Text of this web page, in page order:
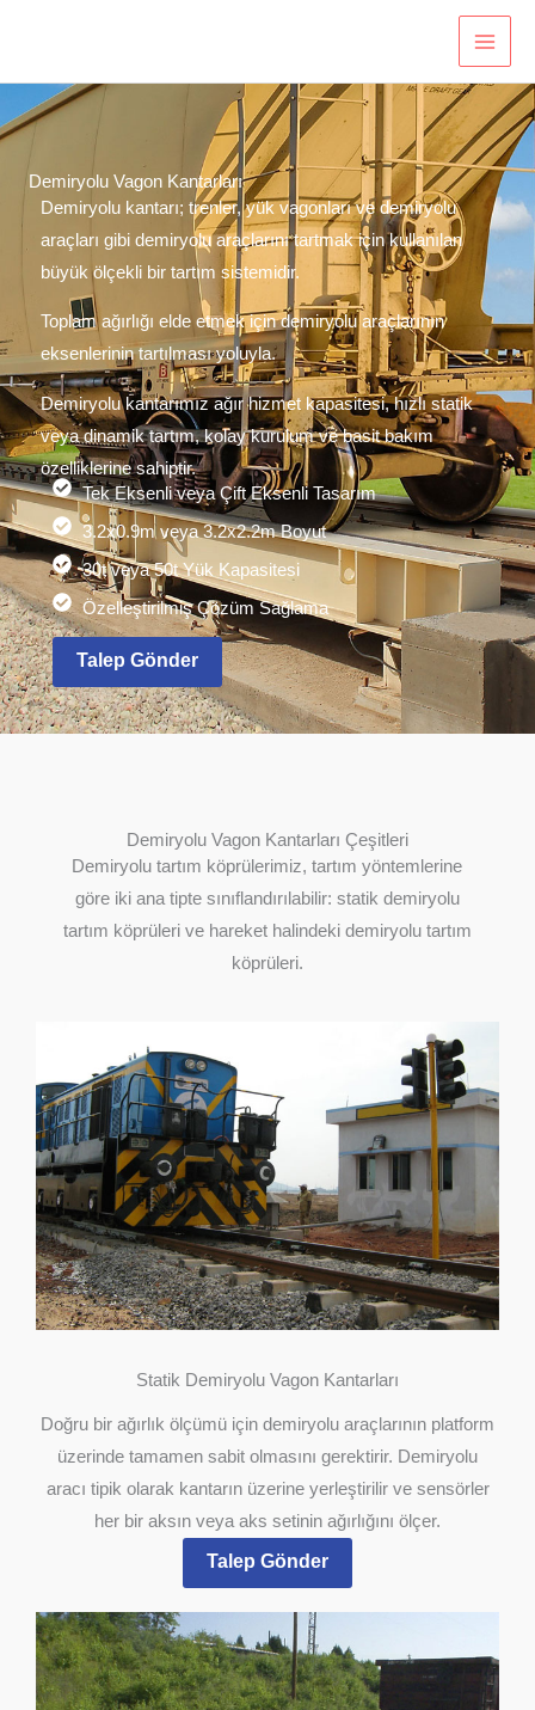
Demiryolu Vagon Kantarları
Demiryolu kantarı; trenler, yük vagonları ve demiryolu
araçları gibi demiryolu araçlarını tartmak için kullanılan
büyük ölçekli bir tartım sistemidir.
Toplam ağırlığı elde etmek için demiryolu araçlarının
eksenlerinin tartılması yoluyla.
Demiryolu kantarımız ağır hizmet kapasitesi, hızlı statik
veya dinamik tartım, kolay kurulum ve basit bakım
özelliklerine sahiptir.
Tek Eksenli veya Çift Eksenli Tasarım
3.2x0.9m veya 3.2x2.2m Boyut
30t veya 50t Yük Kapasitesi
Özelleştirilmiş Çözüm Sağlama
Talep Gönder
Demiryolu Vagon Kantarları Çeşitleri
Demiryolu tartım köprülerimiz, tartım yöntemlerine
göre iki ana tipte sınıflandırılabilir: statik demiryolu
tartım köprüleri ve hareket halindeki demiryolu tartım
köprüleri.
Statik Demiryolu Vagon Kantarları
Doğru bir ağırlık ölçümü için demiryolu araçlarının platform
üzerinde tamamen sabit olmasını gerektirir. Demiryolu
aracı tipik olarak kantarın üzerine yerleştirilir ve sensörler
her bir aksın veya aks setinin ağırlığını ölçer.
Talep Gönder